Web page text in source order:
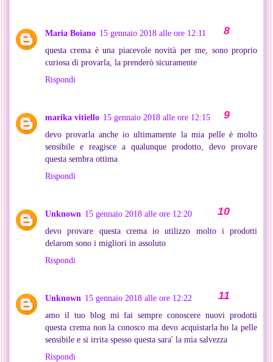
Maria Boiano 15 gennaio 2018 alle ore 12:11
questa crema è una piacevole novità per me, sono proprio
curiosa di provarla, la prenderò sicuramente
Rispondi
marika vitiello 15 gennaio 2018 alle ore 12:15
devo provarla anche io ultimamente la mia pelle è molto
sensibile e reagisce a qualunque prodotto, devo provare
questa sembra ottima
Rispondi
Unknown 15 gennaio 2018 alle ore 12:20
devo provare questa crema io utilizzo molto i prodotti
delarom sono i migliori in assoluto
Rispondi
Unknown 15 gennaio 2018 alle ore 12:22
amo il tuo blog mi fai sempre conoscere nuovi prodotti
questa crema non la conosco ma devo acquistarla ho la pelle
sensibile e si irrita spesso questa sara' la mia salvezza
Rispondi